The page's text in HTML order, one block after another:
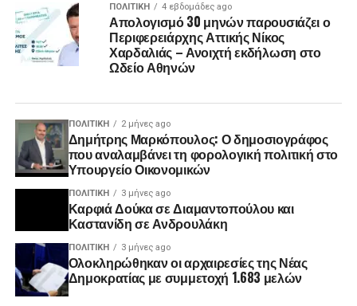
ΠΟΛΙΤΙΚΉ 4 εβδομάδες ago
Απολογισμό 30 μηνών παρουσιάζει ο
Περιφερειάρχης Αττικής Νίκος
Χαρδαλιάς – Ανοιχτή εκδήλωση στο
Ωδείο Αθηνών
ΠΟΛΙΤΙΚΉ 2 μήνες ago
Δημήτρης Μαρκόπουλος: Ο δημοσιογράφος
που αναλαμβάνει τη φορολογική πολιτική στο
Υπουργείο Οικονομικών
ΠΟΛΙΤΙΚΉ 3 μήνες ago
Καρφιά Δούκα σε Διαμαντοπούλου και
Καστανίδη σε Ανδρουλάκη
ΠΟΛΙΤΙΚΉ 3 μήνες ago
Ολοκληρώθηκαν οι αρχαιρεσίες της Νέας
Δημοκρατίας με συμμετοχή 1.683 μελών